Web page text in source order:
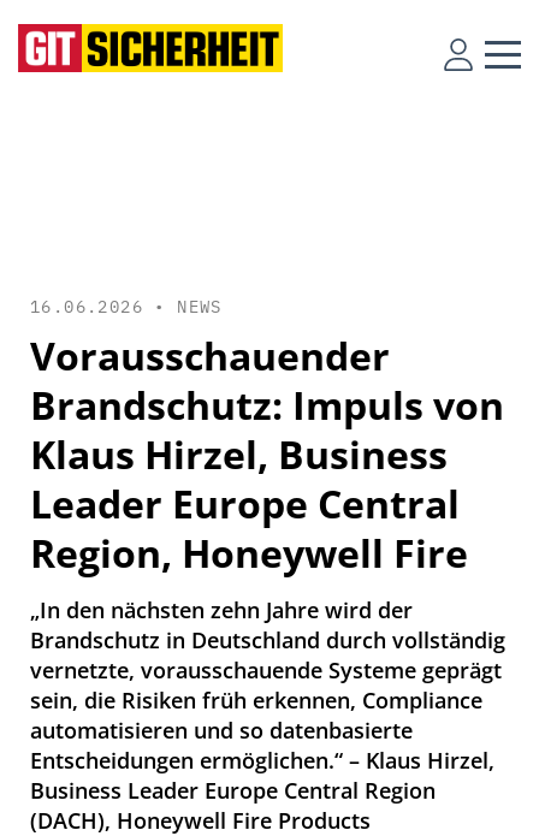
16.06.2026 • NEWS
Vorausschauender
Brandschutz: Impuls von
Klaus Hirzel, Business
Leader Europe Central
Region, Honeywell Fire
„In den nächsten zehn Jahre wird der
Brandschutz in Deutschland durch vollständig
vernetzte, vorausschauende Systeme geprägt
sein, die Risiken früh erkennen, Compliance
automatisieren und so datenbasierte
Entscheidungen ermöglichen.“ – Klaus Hirzel,
Business Leader Europe Central Region
(DACH), Honeywell Fire Products